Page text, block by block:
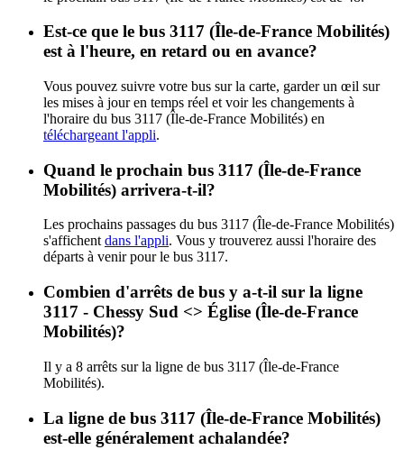
Est-ce que le bus 3117 (Île-de-France Mobilités)
est à l'heure, en retard ou en avance?
Vous pouvez suivre votre bus sur la carte, garder un œil sur
les mises à jour en temps réel et voir les changements à
l'horaire du bus 3117 (Île-de-France Mobilités) en
téléchargeant l'appli.
Quand le prochain bus 3117 (Île-de-France
Mobilités) arrivera-t-il?
Les prochains passages du bus 3117 (Île-de-France Mobilités)
s'affichent dans l'appli. Vous y trouverez aussi l'horaire des
départs à venir pour le bus 3117.
Combien d'arrêts de bus y a-t-il sur la ligne
3117 - Chessy Sud <> Église (Île-de-France
Mobilités)?
Il y a 8 arrêts sur la ligne de bus 3117 (Île-de-France
Mobilités).
La ligne de bus 3117 (Île-de-France Mobilités)
est-elle généralement achalandée?